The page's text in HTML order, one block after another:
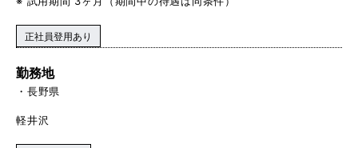
正社員登用あり
勤務地
長野県
軽井沢